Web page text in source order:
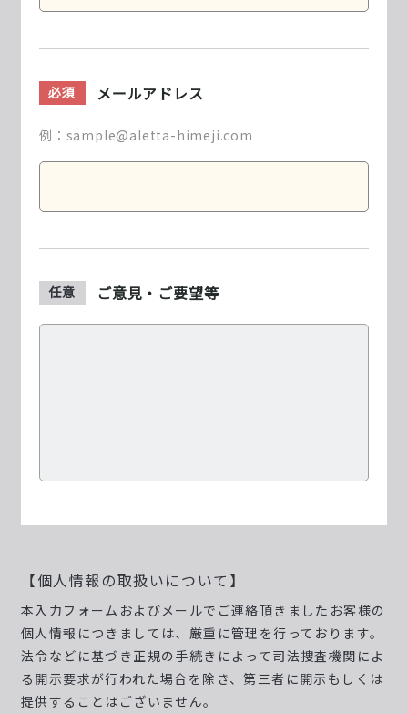
必須 メールアドレス
例：sample@aletta-himeji.com
任意 ご意見・ご要望等
【個人情報の取扱いについて】
本入力フォームおよびメールでご連絡頂きましたお客様の
個人情報につきましては、厳重に管理を行っております。
法令などに基づき正規の手続きによって司法捜査機関によ
る開示要求が行われた場合を除き、第三者に開示もしくは
提供することはございません。